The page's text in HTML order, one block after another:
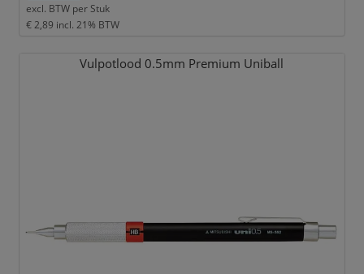
excl. BTW per Stuk
€ 2,89 incl. 21% BTW
Vulpotlood 0.5mm Premium Uniball